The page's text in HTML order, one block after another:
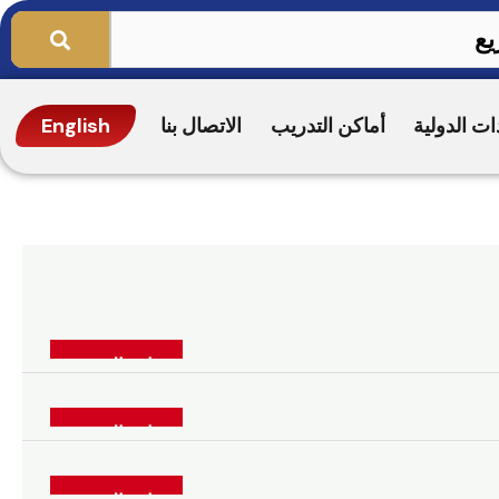
الدولية أماكن التدريب الاتصال بنا English
التدقيق الداخلي ونظم
قراءة المزيد »
‏شهادة في أسس كشف
قراءة المزيد »
معايير المراجعة